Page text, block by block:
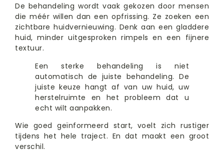
De behandeling wordt vaak gekozen door mensen
die méér willen dan een opfrissing. Ze zoeken een
zichtbare huidvernieuwing. Denk aan een gladdere
huid, minder uitgesproken rimpels en een fijnere
textuur.
Een sterke behandeling is niet
automatisch de juiste behandeling. De
juiste keuze hangt af van uw huid, uw
herstelruimte en het probleem dat u
echt wilt aanpakken.
Wie goed geïnformeerd start, voelt zich rustiger
tijdens het hele traject. En dat maakt een groot
verschil.